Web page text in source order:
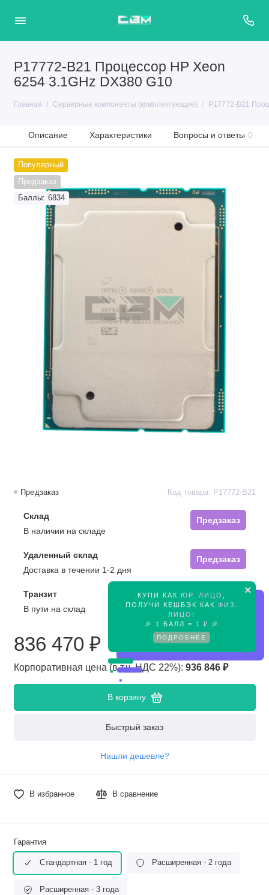
P17772-B21 Процессор HP Xeon
6254 3.1GHz DX380 G10
Главная Серверные компоненты (комплектующие) P17772-B21
Описание Характеристики Вопросы и ответы 0
Популярный
Предзаказ
Баллы: 6834
×
КУПИ КАК ЮР. ЛИЦО
ПОЛУЧИ КЕШБЭК КАК ФИЗ.
ЛИЦО !
🎉
1 БАЛЛ = 1 ₽ 🎉
ПОДРОБНЕЕ
Предзаказ Код товара: P17772-B21
Склад
Предзаказ
В наличии на складе
Удаленный склад
Предзаказ
Доставка в течении 1-2 дня
Транзит
Предзаказ
В пути на склад
836 470 ₽
Корпоративная цена (в т.ч. НДС 22%): 936 846 ₽
В корзину
Быстрый заказ
Нашли дешевле?
В избранное В сравнение
Гарантия
Стандартная - 1 год Расширенная - 2 года
Расширенная - 3 года